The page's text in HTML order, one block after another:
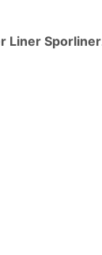
Liner Sporliner